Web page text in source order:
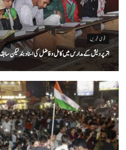
قومی خبریں
اتر پردیش کےمدارس میں کامل و فاضل کی اسناد بند لیکن